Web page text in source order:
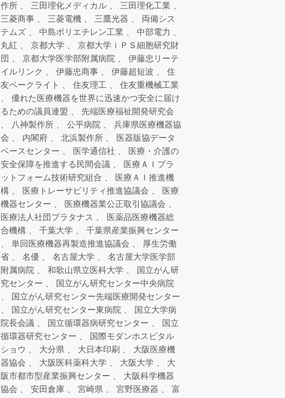
作所
三田理化メディカル
三田理化工業
三菱商事
三菱電機 三鷹光器
両備シス
テムズ
中島ポリエチレン工業
中部電力
丸紅
京都大学
京都大学ｉＰＳ細胞研究財
団
京都大学医学部附属病院
伊藤忠リーテ
イルリンク
伊藤忠商事 伊藤超短波
住
友ベークライト
住友理工
住友重機械工業
優れた医療機器を世界に迅速かつ安全に届け
るための議員連盟
先端医療福祉開発研究会
八神製作所
公平病院
兵庫県医療機器協
会
内閣府 北浜製作所
医器販協データ
ベースセンター
医学通信社
医療・介護の
安全保障を推進する民間会議
医療ＡＩプラ
ットフォーム技術研究組合
医療ＡＩ推進機
構
医療トレーサビリティ推進協議会
医療
機器センター
医療機器業公正取引協議会
医療法人社団プラタナス
医薬品医療機器総
合機構
千葉大学
千葉県産業振興センター
単回医療機器再製造推進協議会
厚生労働
省
名優 名古屋大学
名古屋大学医学部
附属病院
和歌山県立医科大学
国立がん研
究センター
国立がん研究センター中央病院
国立がん研究センター先端医療開発センター
国立がん研究センター東病院
国立大学病
院長会議
国立循環器病研究センター
国立
循環器研究センター
国際モダンホスピタル
ショウ
大分県 大日本印刷
大阪医療機
器協会
大阪医科薬科大学 大阪大学
大
阪市都市型産業振興センター
大阪科学機器
協会
安田倉庫 宮崎県 宮野医療器
富